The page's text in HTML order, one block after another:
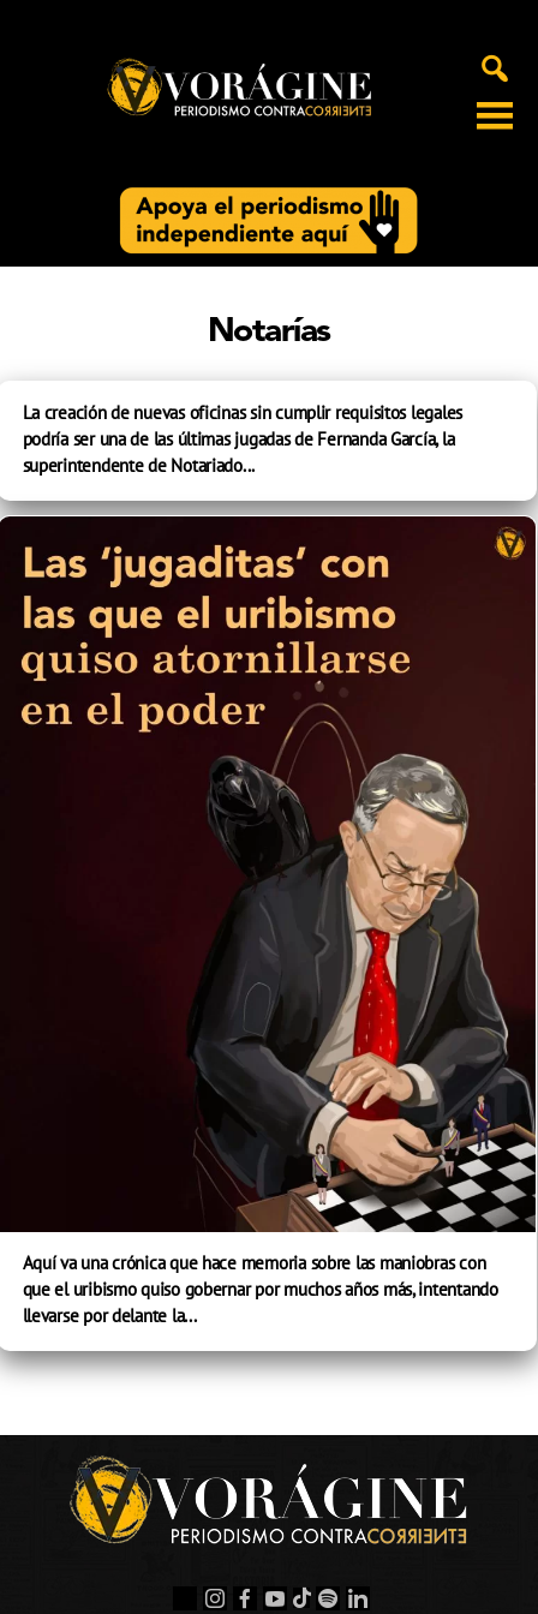
Notarías
La creación de nuevas oficinas sin cumplir requisitos legales
podría ser una de las últimas jugadas de Fernanda García, la
superintendente de Notariado...
Aquí va una crónica que hace memoria sobre las maniobras con
que el uribismo quiso gobernar por muchos años más, intentando
llevarse por delante la...